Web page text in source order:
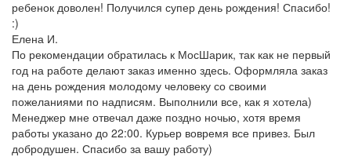
ребенок доволен! Получился супер день рождения! Спасибо!
:)
Елена И.
По рекомендации обратилась к МосШарик, так как не первый
год на работе делают заказ именно здесь. Оформляла заказ
на день рождения молодому человеку со своими
пожеланиями по надписям. Выполнили все, как я хотела)
Менеджер мне отвечал даже поздно ночью, хотя время
работы указано до 22:00. Курьер вовремя все привез. Был
добродушен. Спасибо за вашу работу)